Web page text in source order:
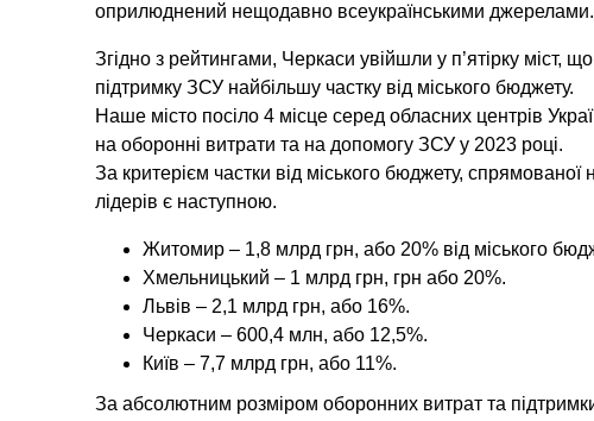
оприлюднений нещодавно всеукраїнськими джерелами.
Згідно з рейтингами, Черкаси увійшли у п’ятірку міст,
підтримку ЗСУ найбільшу частку від міського бюджету.
Наше місто посіло 4 місце серед обласних центрів
на оборонні витрати та на допомогу ЗСУ у 2023 році.
За критерієм частки від міського бюджету, спрямованої
лідерів є наступною.
Житомир – 1,8 млрд грн, або 20% від міського
Хмельницький – 1 млрд грн, грн або 20%.
Львів – 2,1 млрд грн, або 16%.
Черкаси – 600,4 млн, або 12,5%.
Київ – 7,7 млрд грн, або 11%.
За абсолютним розміром оборонних витрат та